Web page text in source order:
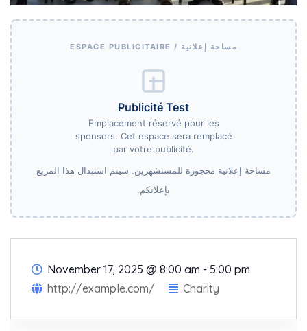
ESPACE PUBLICITAIRE / مساحة إعلانية
Publicité Test
Emplacement réservé pour les
sponsors. Cet espace sera remplacé
par votre publicité.
مساحة إعلانية محجوزة للمستشهرين. سيتم استبدال هذا المربع
بإعلانكم.
November 17, 2025 @ 8:00 am - 5:00 pm
http://example.com/
Charity